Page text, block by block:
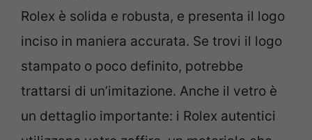
Rolex è solida e robusta, e presenta il logo
inciso in maniera accurata. Se trovi il logo
stampato o poco definito, potrebbe
trattarsi di un’imitazione. Anche il vetro è
un dettaglio importante: i Rolex autentici